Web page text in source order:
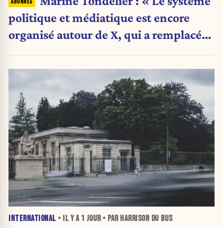
politique et médiatique est encore
organisé autour de X, qui a remplacé
INTERNATIONAL • IL Y A 1 JOUR• PAR HARRISON DU BUS